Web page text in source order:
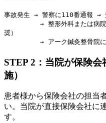
事故発生 → 警察に110番通報 →
奨）
STEP 2：当院が保険
施）
患者様から保険会社の担当
い。当院が直接保険会社に
す。